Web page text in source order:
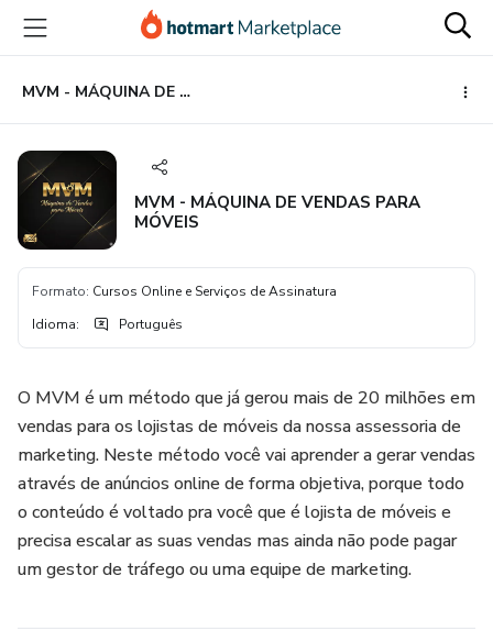
para
conteúdo
principal
para
pagamento
para
rodapé
MVM - MÁQUINA DE VENDAS PARA MÓVEIS
MVM - MÁQUINA DE VENDAS PARA
MÓVEIS
Formato: Cursos Online e Serviços de Assinatura
Idioma: Português
O MVM é um método que já gerou mais de 20 milhões em
vendas para os lojistas de móveis da nossa assessoria de
marketing. Neste método você vai aprender a gerar vendas
através de anúncios online de forma objetiva, porque todo
o conteúdo é voltado pra você que é lojista de móveis e
precisa escalar as suas vendas mas ainda não pode pagar
um gestor de tráfego ou uma equipe de marketing.